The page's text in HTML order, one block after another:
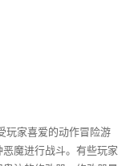
玩家喜爱的动作冒险游
魔进行战斗。有些玩家